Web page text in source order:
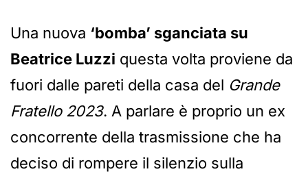
Una nuova ‘bomba’ sganciata su
Beatrice Luzzi questa volta proviene da
fuori dalle pareti della casa del Grande
Fratello 2023. A parlare è proprio un ex
concorrente della trasmissione che ha
deciso di rompere il silenzio sulla